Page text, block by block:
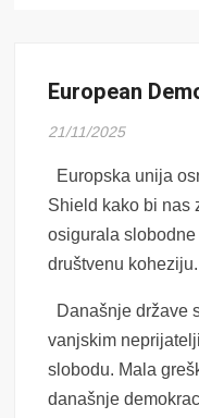
European
21/11/2025
Europska unija
Shield kako bi nas
osigurala
društvenu koheziju.
Današnje države
vanjskim
slobodu. Mala
današnje